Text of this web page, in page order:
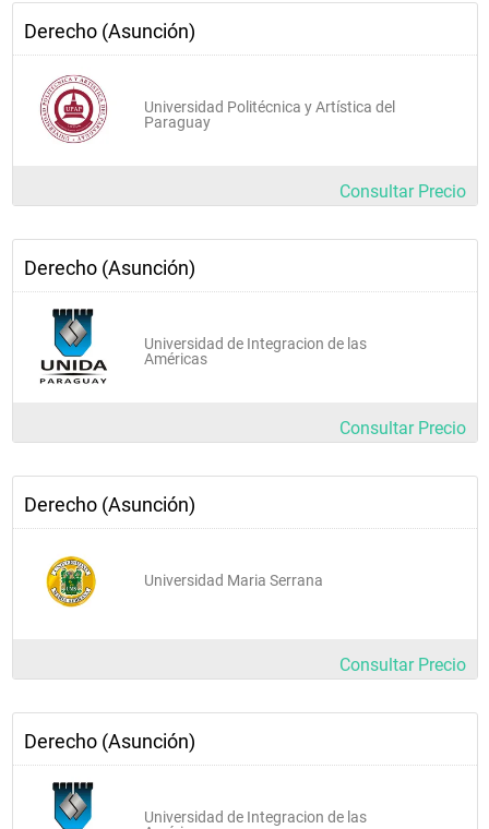
Derecho (Asunción)
Universidad Politécnica y Artística del
Paraguay
Consultar Precio
Derecho (Asunción)
Universidad de Integracion de las
Américas
Consultar Precio
Derecho (Asunción)
Universidad Maria Serrana
Consultar Precio
Derecho (Asunción)
Universidad de Integracion de las